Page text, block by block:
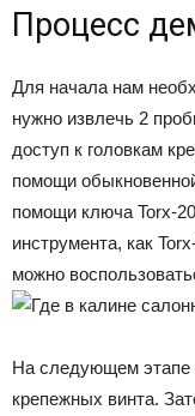
Процесс
Для начала нам
нужно извлечь 2
доступ к головкам
помощи
помощи ключа Torx-
инструмента, как
можно
На следующем этапе
крепежных винта.